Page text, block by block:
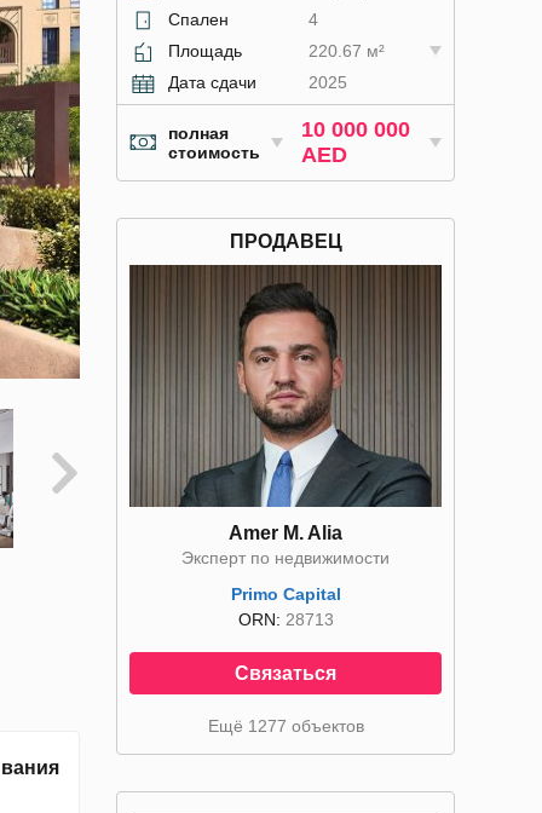
Спален
4
Площадь
220.67 м²
Дата сдачи
2025
полная
стоимость
10 000 000
AED
ПРОДАВЕЦ
Amer M. Alia
Эксперт по недвижимости
Primo Capital
ORN: 28713
Связаться
Ещё 1277 объектов